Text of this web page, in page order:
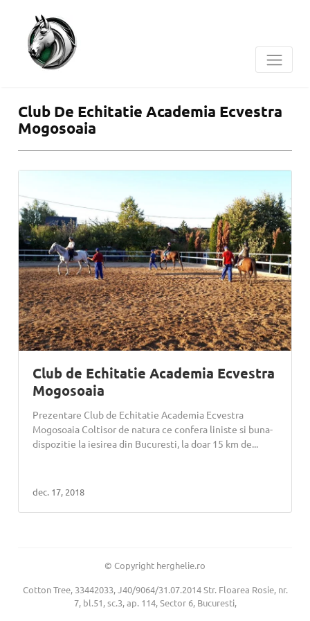
Club De Echitatie Academia Ecvestra
Mogosoaia
Club de Echitatie Academia Ecvestra
Mogosoaia
Prezentare Club de Echitatie Academia Ecvestra
Mogosoaia Coltisor de natura ce confera liniste si buna-
dispozitie la iesirea din Bucuresti, la doar 15 km de...
dec. 17, 2018
© Copyright herghelie.ro
Cotton Tree, 33442033, J40/9064/31.07.2014 Str. Floarea Rosie, nr.
7, bl.51, sc.3, ap. 114, Sector 6, Bucuresti,